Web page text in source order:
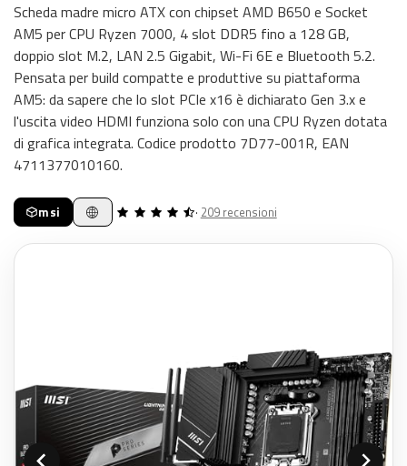
Scheda madre micro ATX con chipset AMD B650 e Socket
AM5 per CPU Ryzen 7000, 4 slot DDR5 fino a 128 GB,
doppio slot M.2, LAN 2.5 Gigabit, Wi-Fi 6E e Bluetooth 5.2.
Pensata per build compatte e produttive su piattaforma
AM5: da sapere che lo slot PCIe x16 è dichiarato Gen 3.x e
l'uscita video HDMI funziona solo con una CPU Ryzen dotata
di grafica integrata. Codice prodotto 7D77-001R, EAN
4711377010160.
msi · 209 recensioni